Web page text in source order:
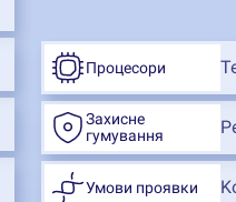
Процесори
Захисне
гумування
Умови проявки